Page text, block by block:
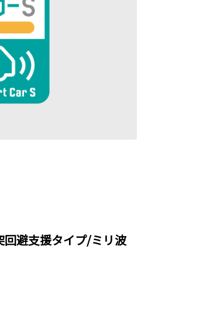
回避支援タイプ/ミリ波